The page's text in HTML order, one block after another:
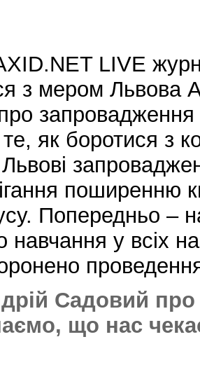
LIVE
з мером Львова
запровадження
як боротися з
поширенню
Попередньо –
навчання у всіх
Садовий про
що нас